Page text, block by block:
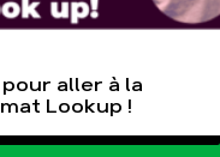
aller à la
Lookup !